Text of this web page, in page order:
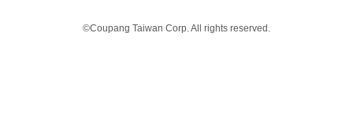
©Coupang Taiwan Corp. All rights reserved.